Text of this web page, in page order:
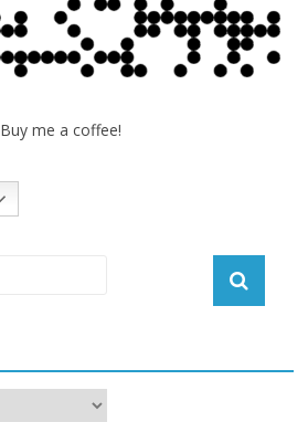
Buy me a coffee!